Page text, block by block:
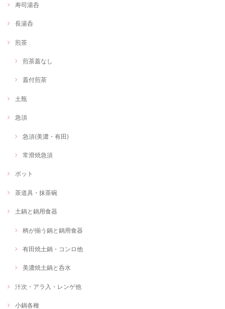
寿司湯呑
長湯呑
煎茶
煎茶蓋なし
蓋付煎茶
土瓶
急須
急須(美濃・有田)
常滑焼急須
ポット
茶道具・抹茶碗
土鍋と鍋用食器
柄が揃う鍋と鍋用食器
有田焼土鍋・コンロ他
美濃焼土鍋と呑水
汁次・アラ入・レンゲ他
小鍋各種